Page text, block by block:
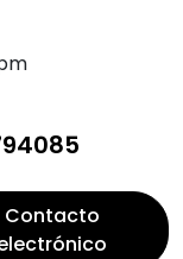
Contacto